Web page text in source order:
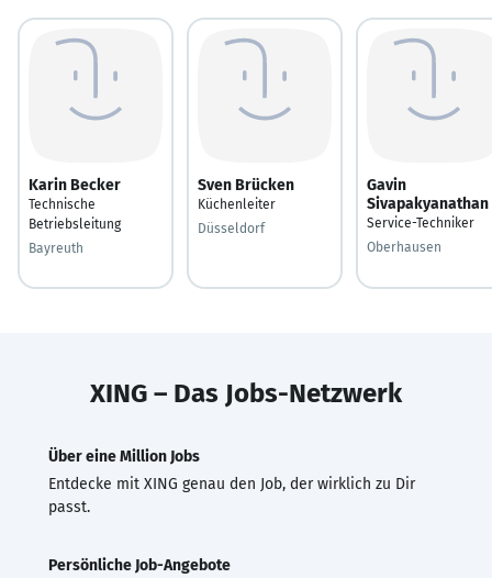
Karin Becker
Technische
Betriebsleitung
Bayreuth
Sven Brücken
Küchenleiter
Düsseldorf
Gavin
Sivapakyanathan
Service-Techniker
Oberhausen
XING – Das Jobs-Netzwerk
Über eine Million Jobs
Entdecke mit XING genau den Job, der wirklich zu Dir
passt.
Persönliche Job-Angebote